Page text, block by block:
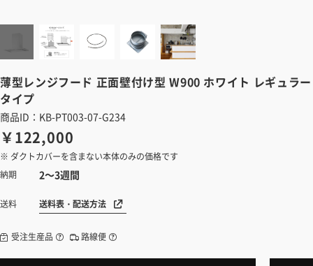
薄型レンジフード 正面壁付け型 W900 ホワイト レギュラー
タイプ
商品ID：KB-PT003-07-G234
￥122,000
※ ダクトカバーを含まない本体のみの価格です
納期
2～3週間
送料 送料表・配送方法
受注生産品 路線便